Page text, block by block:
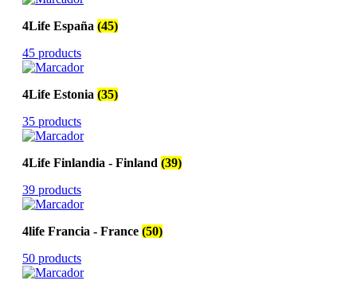
4Life España (45)
45 products
4Life Estonia (35)
35 products
4Life Finlandia - Finland (39)
39 products
4life Francia - France (50)
50 products